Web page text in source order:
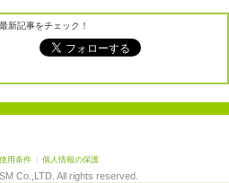
新記事をチェック！
用条件 個人情報の保護
Co.,LTD. All rights reserved.